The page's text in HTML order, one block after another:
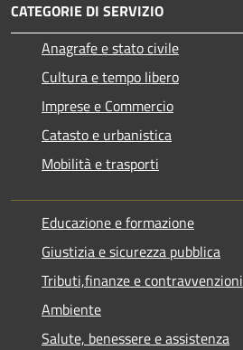
CATEGORIE DI SERVIZIO
Anagrafe e stato civile
Cultura e tempo libero
Imprese e Commercio
Catasto e urbanistica
Mobilità e trasporti
Educazione e formazione
Giustizia e sicurezza pubblica
Tributi,finanze e contravvenzioni
Ambiente
Salute, benessere e assistenza